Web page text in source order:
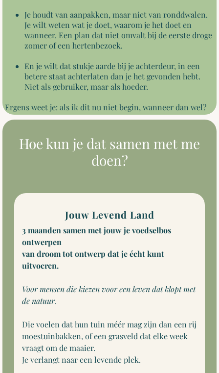
Je houdt van aanpakken, maar niet van ronddwalen.
Je wilt weten wat je doet, waarom je het doet en
wanneer. Een plan dat niet omvalt bij de eerste droge
zomer of een hertenbezoek.
En je wilt dat stukje aarde bij je achterdeur, in een
betere staat achterlaten dan je het gevonden hebt.
Niet als gebruiker, maar als hoeder.
Ergens weet je: als ik dit nu niet begin, wanneer dan wel?
Hoe kun je dat samen met me
doen?
Jouw Levend Land
3 maanden samen met jouw je voedselbos
ontwerpen
van droom tot ontwerp dat je écht kunt
uitvoeren.
Voor mensen die kiezen voor een leven dat klopt met
de natuur.
Die voelen dat hun tuin méér mag zijn dan een rij
moestuinbakken, of een grasveld dat elke week
vraagt om de maaier.
Je verlangt naar een levende plek.